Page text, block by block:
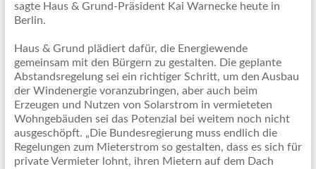
sagte Haus & Grund-Präsident Kai Warnecke heute in
Berlin.
Haus & Grund plädiert dafür, die Energiewende
gemeinsam mit den Bürgern zu gestalten. Die geplante
Abstandsregelung sei ein richtiger Schritt, um den Ausbau
der Windenergie voranzubringen, aber auch beim
Erzeugen und Nutzen von Solarstrom in vermieteten
Wohngebäuden sei das Potenzial bei weitem noch nicht
ausgeschöpft. „Die Bundesregierung muss endlich die
Regelungen zum Mieterstrom so gestalten, dass es sich für
private Vermieter lohnt, ihren Mietern auf dem Dach